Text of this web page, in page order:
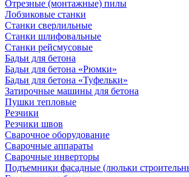
Отрезные (монтажные) пилы
Лобзиковые станки
Станки сверлильные
Станки шлифовальные
Станки рейсмусовые
Бадьи для бетона
Бадьи для бетона «Рюмки»
Бадьи для бетона «Туфельки»
Затирочные машины для бетона
Пушки тепловые
Резчики
Резчики швов
Сварочное оборудование
Сварочные аппараты
Сварочные инверторы
Подъемники фасадные (люльки